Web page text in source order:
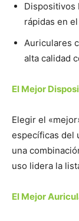
Dispositivos
rápidas en
Auriculares
alta calidad
El Mejor
Elegir el
específicas del
una
uso lidera la
El Mejor